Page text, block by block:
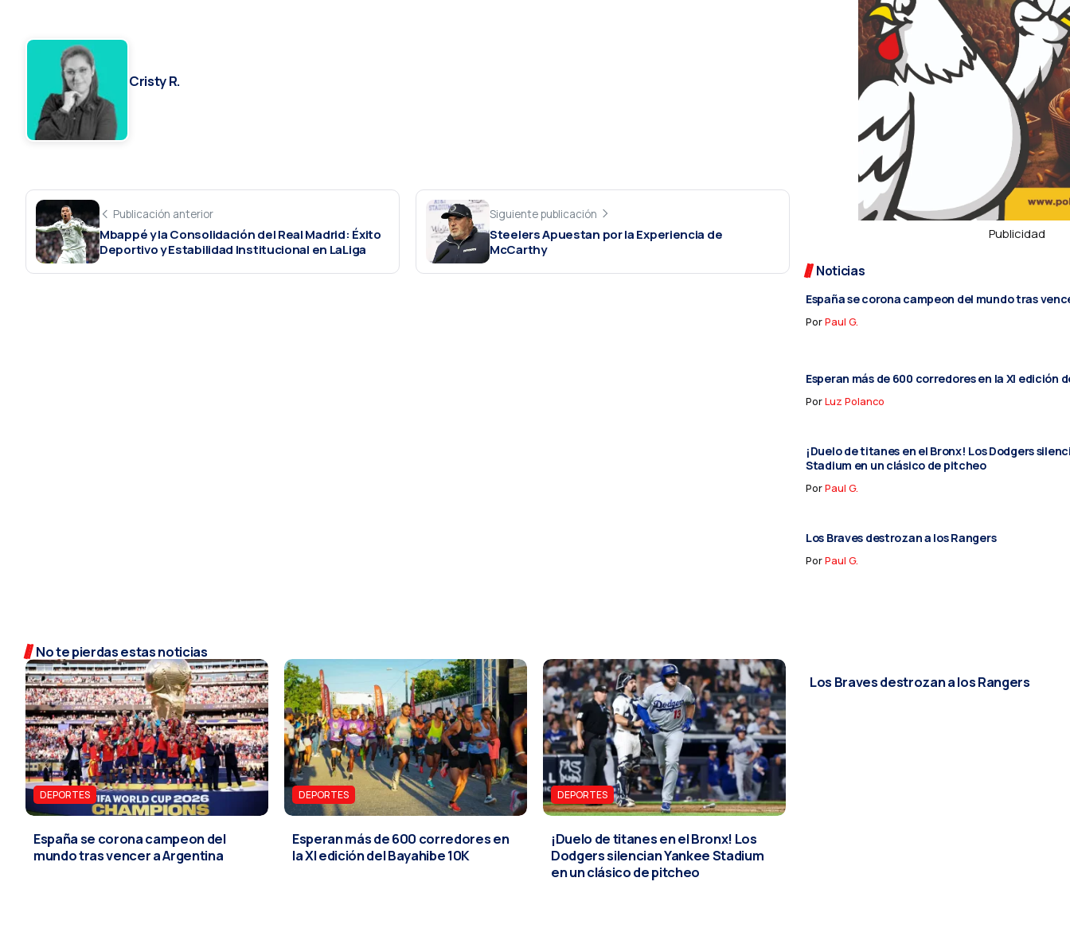
Cristy R.
Publicación anterior
Mbappé y la Consolidación del Real Madrid: Éxito
Deportivo y Estabilidad Institucional en LaLiga
Siguiente publicación
Steelers Apuestan por la Experiencia de
McCarthy
Publicidad
Noticias
España se corona campeon del mundo tras
PorPaul G.
Esperan más de 600 corredores en la XI edición
PorLuz Polanco
¡Duelo de titanes en el Bronx! Los Dodgers
Stadium en un clásico de pitcheo
PorPaul G.
Los Braves destrozan a los Rangers
PorPaul G.
No te pierdas estas noticias
DEPORTES
España se corona campeon del
mundo tras vencer a Argentina
DEPORTES
Esperan más de 600 corredores en
la XI edición del Bayahibe 10K
DEPORTES
¡Duelo de titanes en el Bronx! Los
Dodgers silencian Yankee Stadium
en un clásico de pitcheo
Los Braves destrozan a los Rangers